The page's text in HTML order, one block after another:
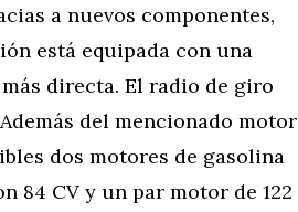
a nuevos componentes,
está equipada con una
directa. El radio de giro
del mencionado motor
dos motores de gasolina
84 CV y un par motor de 122